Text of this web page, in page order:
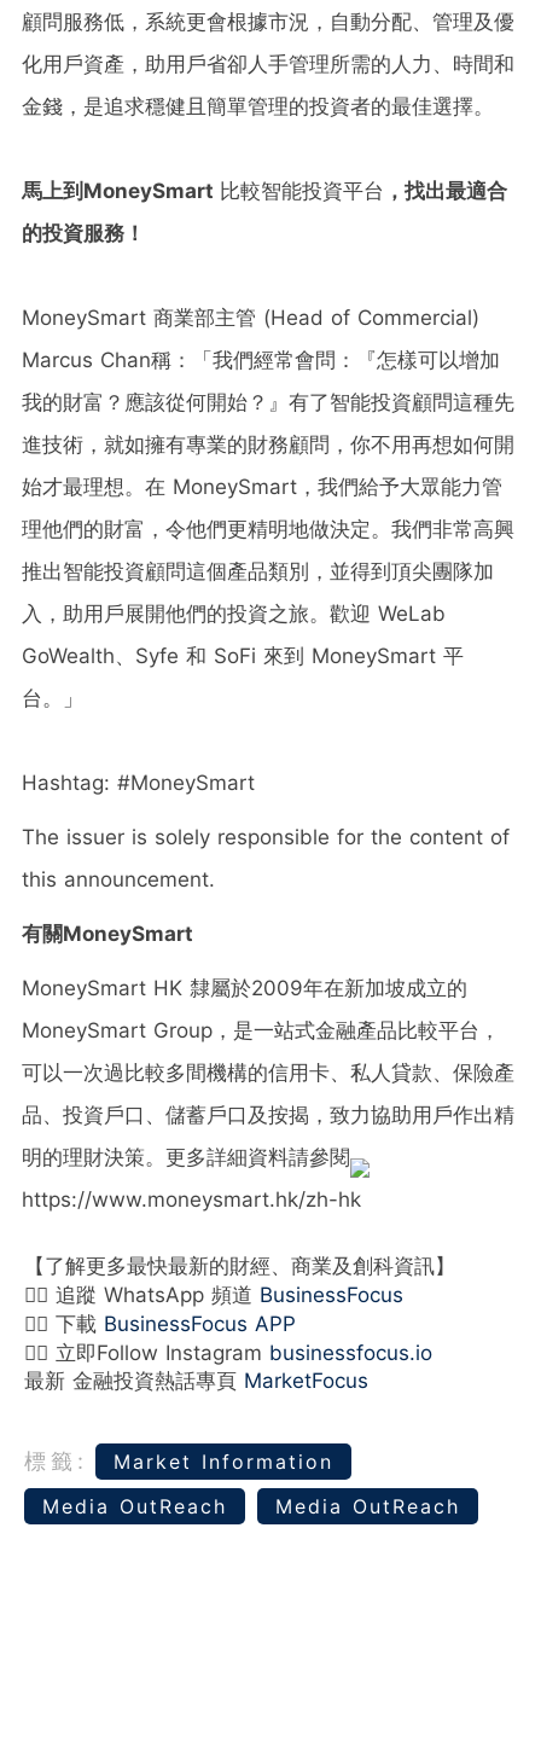
顧問服務低，系統更會根據市況，自動分配、管理及優
化用戶資產，助用戶省卻人手管理所需的人力、時間和
金錢，是追求穩健且簡單管理的投資者的最佳選擇。
馬上到MoneySmart 比較智能投資平台 ，找出最適合
的投資服務！
MoneySmart 商業部主管 (Head of Commercial)
Marcus Chan稱：「我們經常會問：『怎樣可以增加
我的財富？應該從何開始？』有了智能投資顧問這種先
進技術，就如擁有專業的財務顧問，你不用再想如何開
始才最理想。在 MoneySmart，我們給予大眾能力管
理他們的財富，令他們更精明地做決定。我們非常高興
推出智能投資顧問這個產品類別，並得到頂尖團隊加
入，助用戶展開他們的投資之旅。歡迎 WeLab
GoWealth、Syfe 和 SoFi 來到 MoneySmart 平
台。」
Hashtag: #MoneySmart
The issuer is solely responsible for the content of
this announcement.
有關MoneySmart
MoneySmart HK 隸屬於2009年在新加坡成立的
MoneySmart Group，是一站式金融產品比較平台，
可以一次過比較多間機構的信用卡、私人貸款、保險產
品、投資戶口、儲蓄戶口及按揭，致力協助用戶作出精
明的理財決策。更多詳細資料請參閱
https://www.moneysmart.hk/zh-hk
【了解更多最快最新的財經、商業及創科資訊】
👉🏻 追蹤 WhatsApp 頻道 BusinessFocus
👉🏻 下載 BusinessFocus APP
👉🏻 立即Follow Instagram businessfocus.io
最新 金融投資熱話專頁 MarketFocus
標籤:
Market Information
Media OutReach
Media OutReach